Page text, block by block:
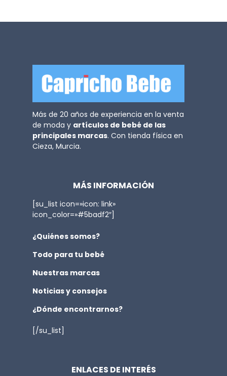
Más de 20 años de experiencia en la venta
de moda y artículos de bebé de las
principales marcas. Con tienda física en
Cieza, Murcia.
MÁS INFORMACIÓN
[su_list icon=»icon: link»
icon_color=»#5badf2″]
¿Quiénes somos?
Todo para tu bebé
Nuestras marcas
Noticias y consejos
¿Dónde encontrarnos?
[/su_list]
ENLACES DE INTERÉS